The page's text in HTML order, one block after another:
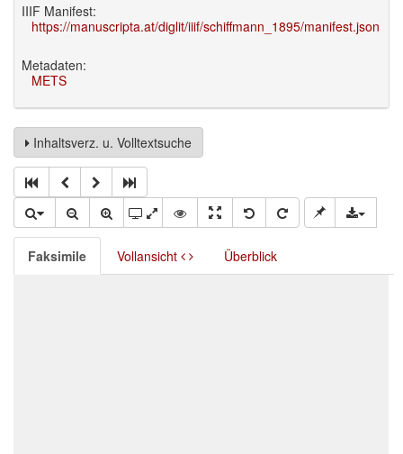
IIIF Manifest:
https://manuscripta.at/diglit/iiif/schiffmann_1895/manifest.json
Metadaten:
METS
Inhaltsverz. u. Volltextsuche
Faksimile Vollansicht Überblick